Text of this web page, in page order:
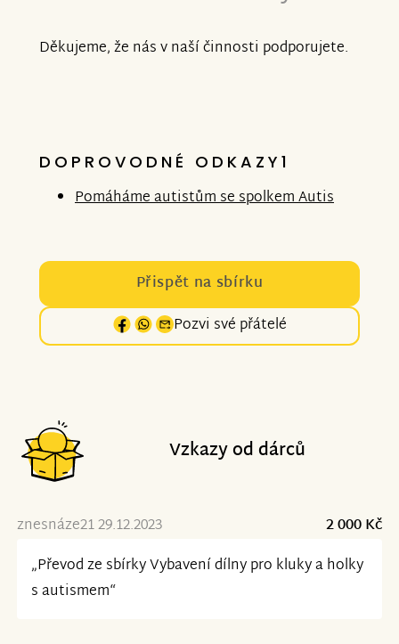
Děkujeme, že nás v naší činnosti podporujete.
DOPROVODNÉ ODKAZY1
Pomáháme autistům se spolkem Autis
Přispět na sbírku
Pozvi své přátelé
Vzkazy od dárců
znesnáze21 29.12.2023
2 000 Kč
„Převod ze sbírky Vybavení dílny pro kluky a holky
s autismem“